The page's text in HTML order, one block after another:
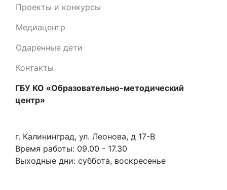
Проекты и конкурсы
Медиацентр
Одаренные дети
Контакты
ГБУ КО «Образовательно-методический
центр»
г. Калининград, ул. Леонова, д 17-В
Время работы: 09.00 - 17.30
Выходные дни: суббота, воскресенье